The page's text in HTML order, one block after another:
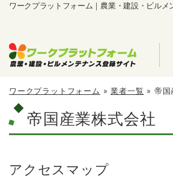
ワークプラットフォーム｜農業・建設・ビル
ワークプラットフォーム »業者一覧 » 帝国
帝国産業株式会社
アクセスマップ